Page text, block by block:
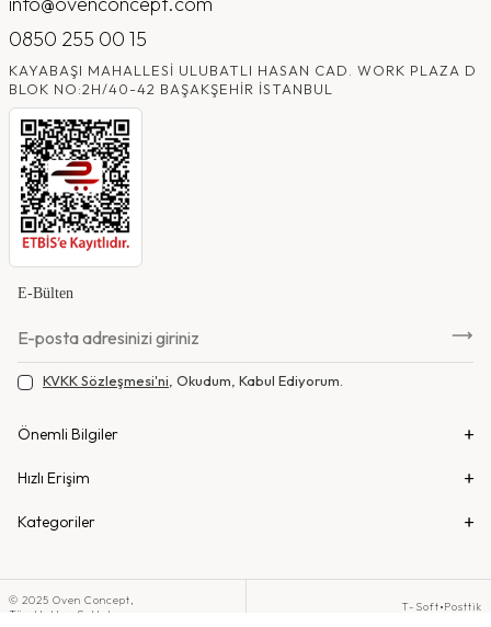
0850 255 00 15
KAYABAŞI MAHALLESI ULUBATLI HASAN CAD. WORK PLAZA D
BLOK NO:2H/40-42 BAŞAKŞEHIR İSTANBUL
E-Bülten
KVKK Sözleşmesi'ni , Okudum, Kabul Ediyorum.
Önemli Bilgiler
Hızlı Erişim
Kategoriler
© 2025 Oven Concept,
Tüm Haklar Saklıdır.
T-Soft•Posttik